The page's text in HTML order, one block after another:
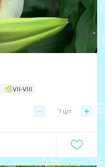
VII-VIII
− +
1 шт